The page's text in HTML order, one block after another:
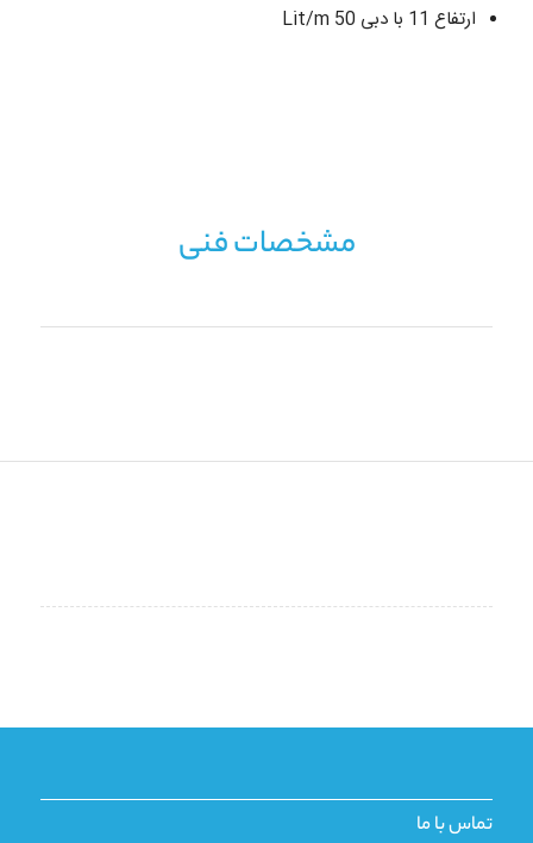
ارتفاع 11 با دبی 50 Lit/m
مشخصات فنی
تماس با ما